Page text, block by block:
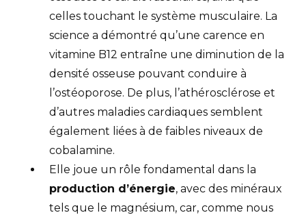
celles touchant le système musculaire. La
science a démontré qu’une carence en
vitamine B12 entraîne une diminution de la
densité osseuse pouvant conduire à
l’ostéoporose. De plus, l’athérosclérose et
d’autres maladies cardiaques semblent
également liées à de faibles niveaux de
cobalamine.
Elle joue un rôle fondamental dans la
production d’énergie, avec des minéraux
tels que le magnésium, car, comme nous